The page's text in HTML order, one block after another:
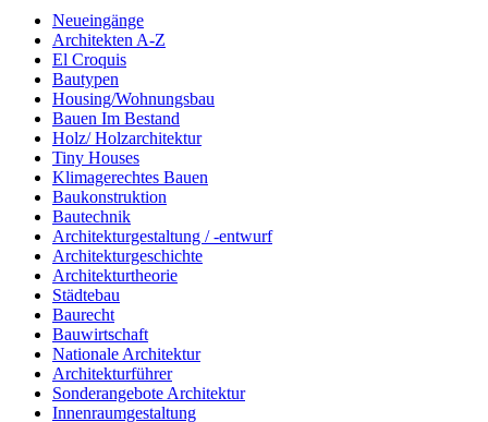
Neueingänge
Architekten A-Z
El Croquis
Bautypen
Housing/Wohnungsbau
Bauen Im Bestand
Holz/ Holzarchitektur
Tiny Houses
Klimagerechtes Bauen
Baukonstruktion
Bautechnik
Architekturgestaltung / -entwurf
Architekturgeschichte
Architekturtheorie
Städtebau
Baurecht
Bauwirtschaft
Nationale Architektur
Architekturführer
Sonderangebote Architektur
Innenraumgestaltung